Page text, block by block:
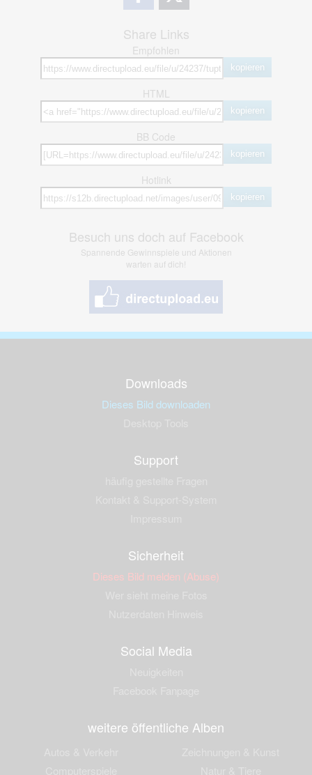
Share Links
Empfohlen
kopieren
HTML
kopieren
BB Code
kopieren
Hotlink
kopieren
Besuch uns doch auf Facebook
Spannende Gewinnspiele und Aktionen
warten auf dich!
Downloads
Dieses Bild downloaden
Support
Sicherheit
Dieses Bild melden (Abuse)
Social Media
weitere öffentliche Alben